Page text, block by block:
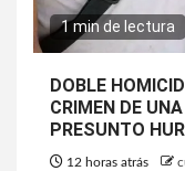
1 min de lectura
DOBLE
CRIMEN DE
PRESUNTO
12 horas atrás